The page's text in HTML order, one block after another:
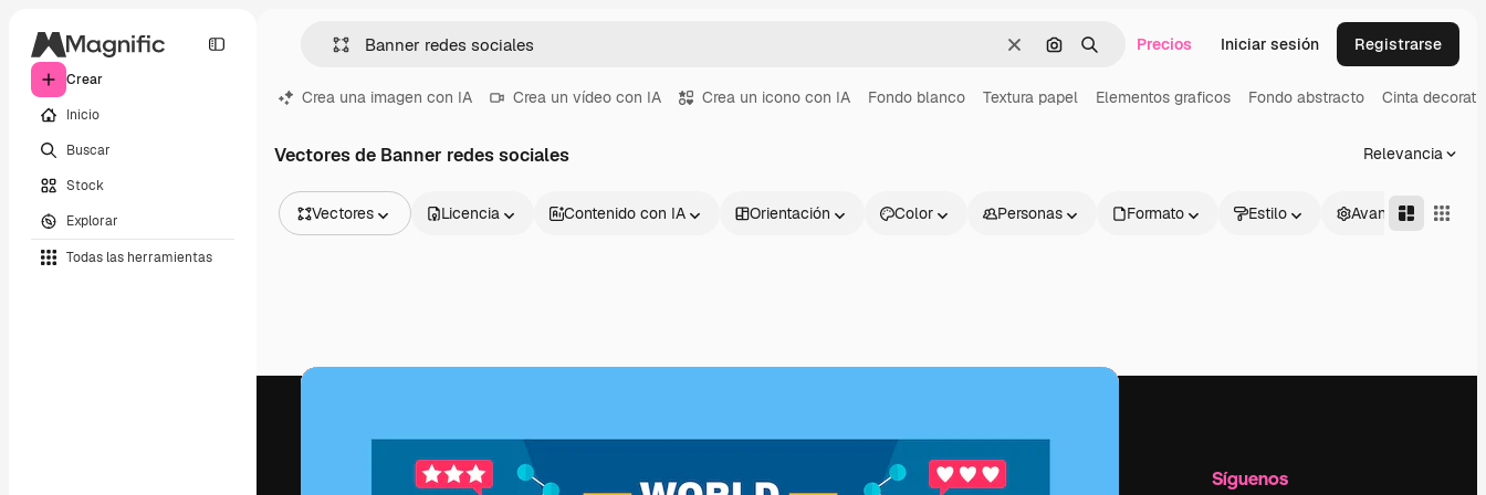
Crear
Inicio
Buscar
Stock
Explorar
Todas las herramientas
BorrarBuscar por imagen
BuscarPrecios Iniciar sesión Registrarse
Crea una imagen con IA Crea un vídeo con IA Crea un icono con IA Fondo blanco Textura papel Elementos graficos Fondo abstracto Cinta
Vectores de Banner redes sociales Relevancia
Vectores
Vídeos
Licencia Contenido con IA Orientación Color Personas Formato Estilo Avanzado
Productos Información útil Síguenos